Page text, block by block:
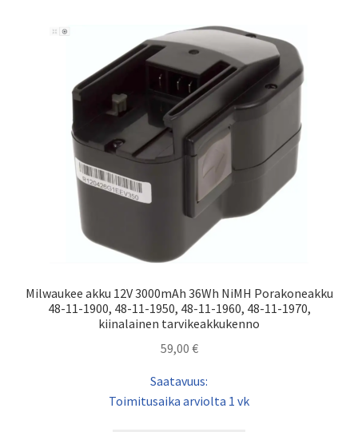
Milwaukee akku 12V 3000mAh 36Wh NiMH Porakoneakku
48-11-1900, 48-11-1950, 48-11-1960, 48-11-1970,
kiinalainen tarvikeakkukenno
59,00 €
Saatavuus:
Toimitusaika arviolta 1 vk